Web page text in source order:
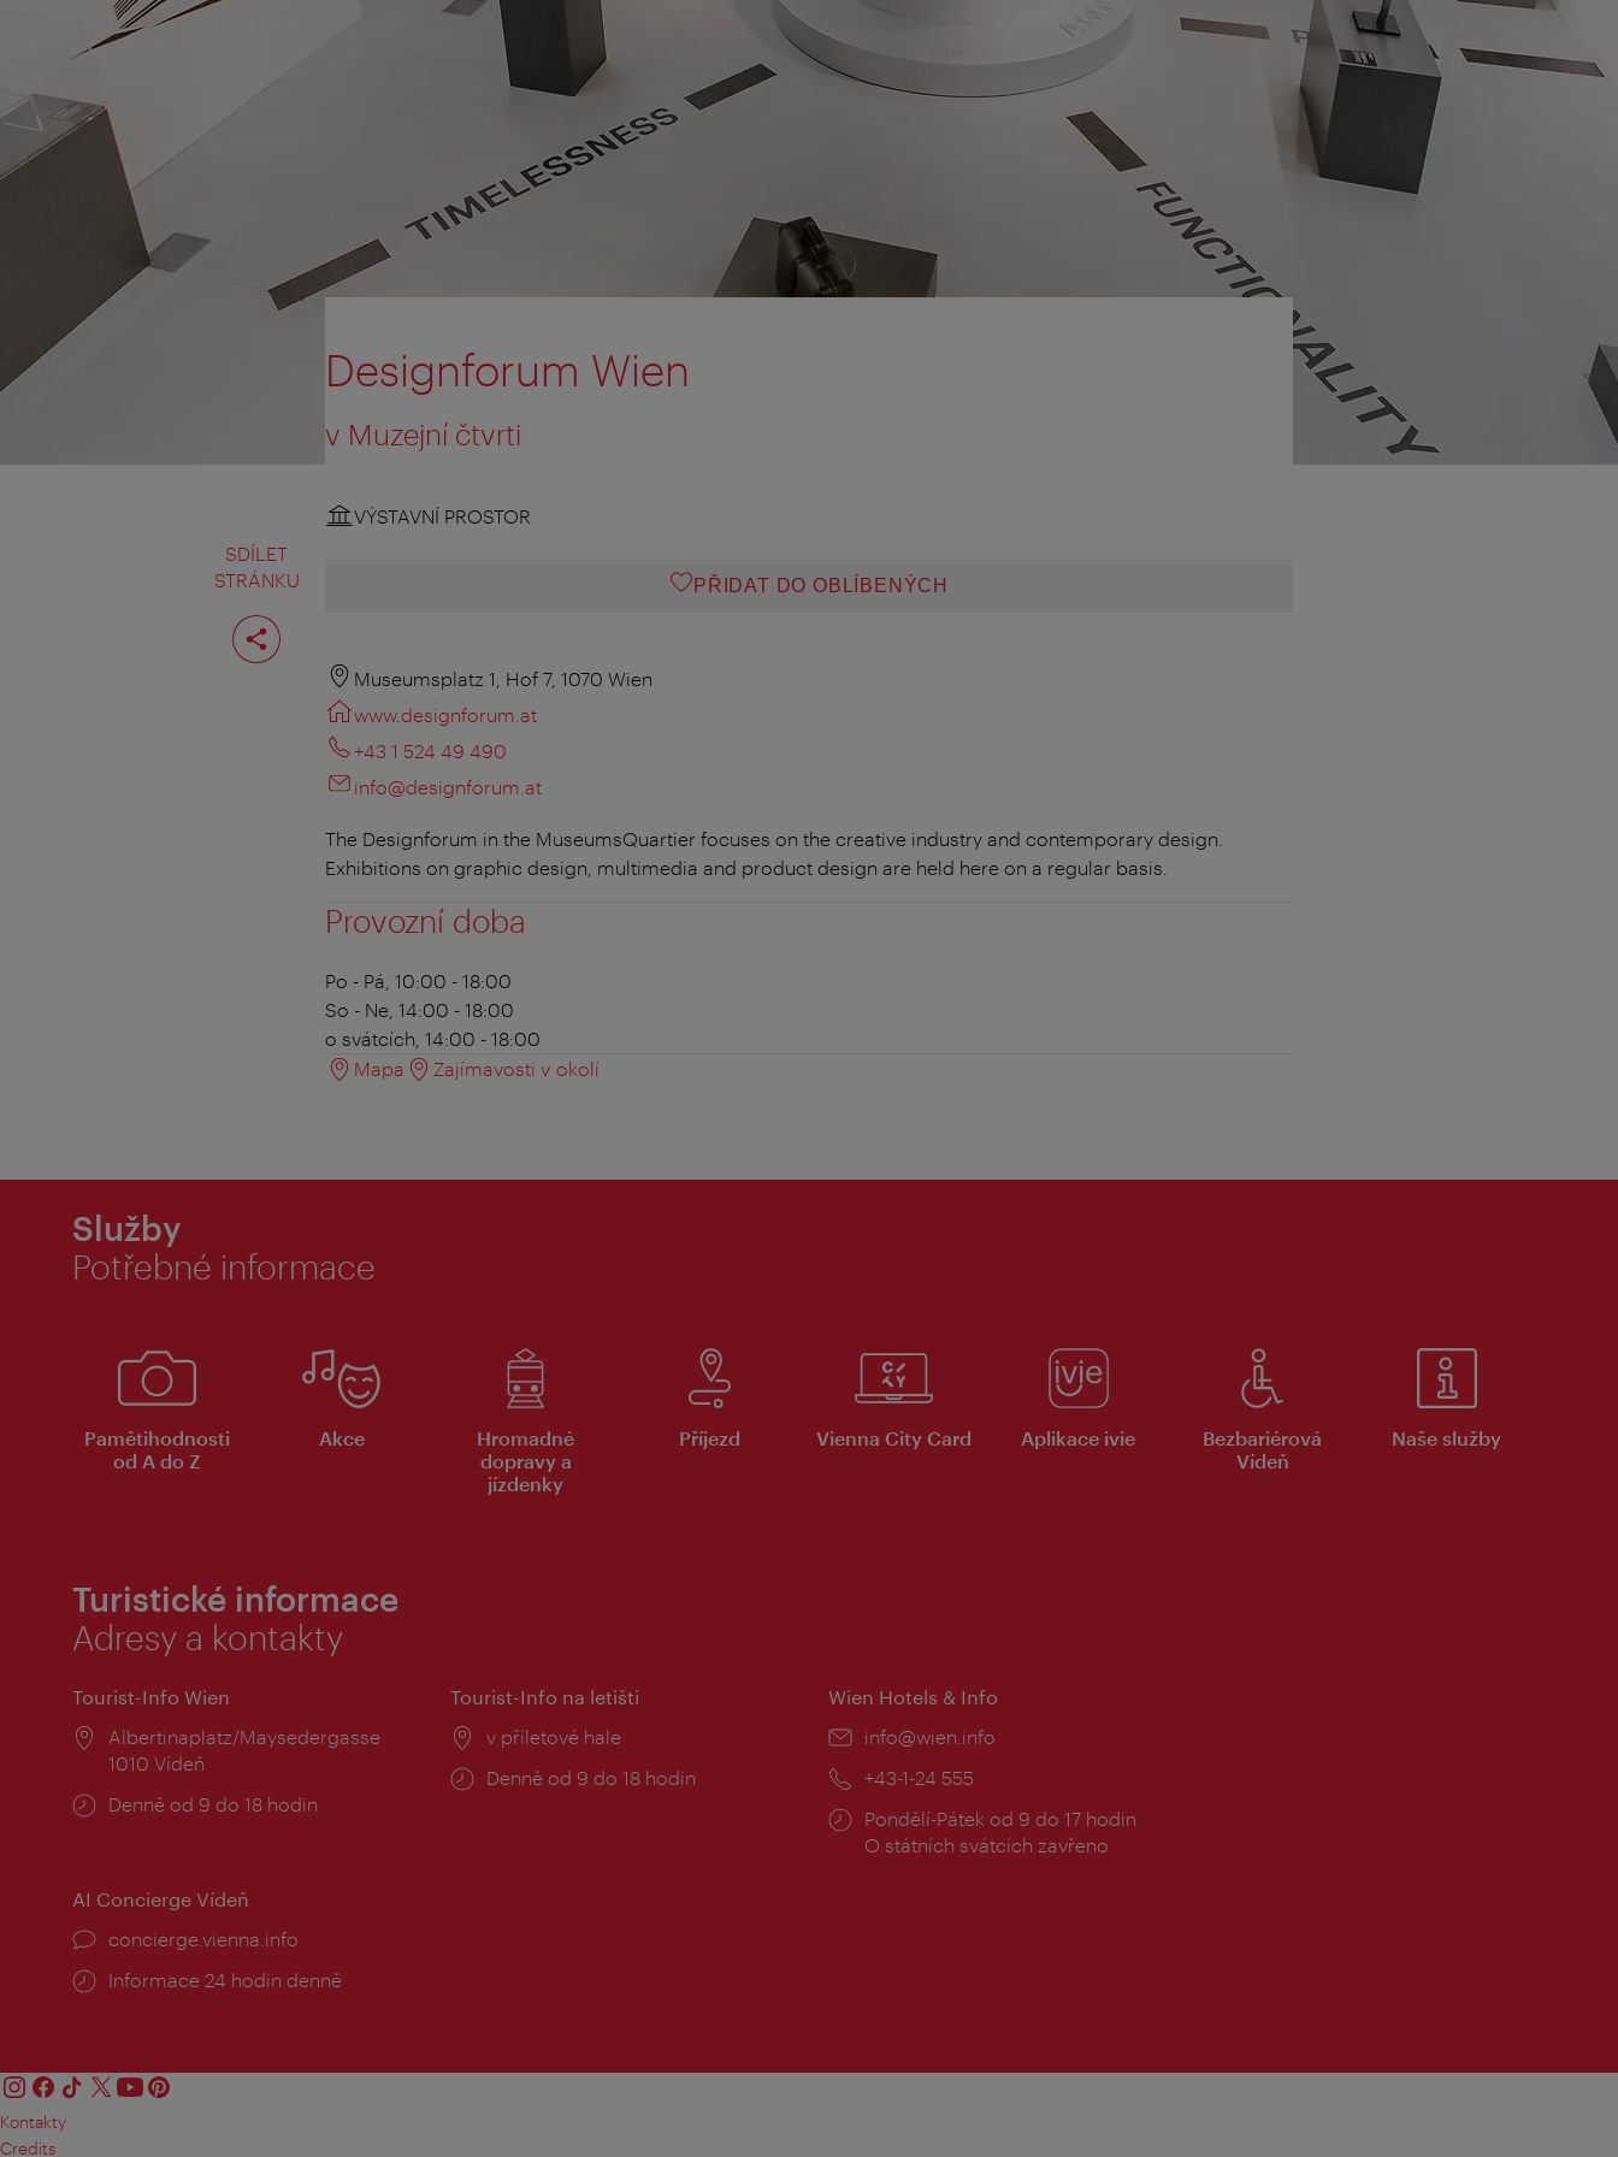
SDÍLET
STRÁNKU
Rozdělit
stranu
Designforum Wien
v Muzejní čtvrti
VÝSTAVNÍ PROSTOR
PŘIDAT DO OBLÍBENÝCH
Museumsplatz 1, Hof 7, 1070 Wien
www.designforum.at
+43 1 524 49 490
info@designforum.at
The Designforum in the MuseumsQuartier focuses on the creative industry and contemporary design.
Exhibitions on graphic design, multimedia and product design are held here on a regular basis.
Provozní doba
Po - Pá, 10:00 - 18:00
So - Ne, 14:00 - 18:00
o svátcích, 14:00 - 18:00
Mapa
Zajímavosti v okolí
Služby
Potřebné informace
Pamětihodnosti
od A do Z
Akce
Hromadné
dopravy a
jízdenky
Příjezd Vienna City Card Aplikace ivie
Bezbariérová
Vídeň
Naše služby
Turistické informace
Adresy a kontakty
Tourist-Info Wien
Místo:
Albertinaplatz/Maysedergasse
1010 Vídeň
Provozní
Denně od 9 do 18 hodin
Tourist-Info na letišti
Místo:
v příletové hale
Provozní
Denně od 9 do 18 hodin
Wien Hotels & Info
E-
info@wien.info
Telefon:
+43-1-24 555
Provozní
doba:
Pondělí-Pátek od 9 do 17 hodin
O státních svátcích zavřeno
AI Concierge Vídeň
concierge.vienna.info
Informace 24 hodin denně
Kontakty
Credits